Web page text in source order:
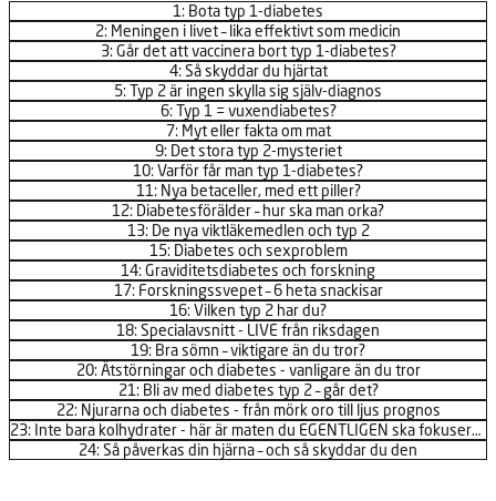
1: Bota typ 1-diabetes
2: Meningen i livet – lika effektivt som medicin
3: Går det att vaccinera bort typ 1-diabetes?
4: Så skyddar du hjärtat
5: Typ 2 är ingen skylla sig själv-diagnos
6: Typ 1 = vuxendiabetes?
7: Myt eller fakta om mat
9: Det stora typ 2-mysteriet
10: Varför får man typ 1-diabetes?
11: Nya betaceller, med ett piller?
12: Diabetesförälder – hur ska man orka?
13: De nya viktläkemedlen och typ 2
15: Diabetes och sexproblem
14: Graviditetsdiabetes och forskning
17: Forskningssvepet – 6 heta snackisar
16: Vilken typ 2 har du?
18: Specialavsnitt - LIVE från riksdagen
19: Bra sömn – viktigare än du tror?
20: Ätstörningar och diabetes - vanligare än du tror
21: Bli av med diabetes typ 2 – går det?
22: Njurarna och diabetes - från mörk oro till ljus prognos
23: Inte bara kolhydrater - här är maten du EGENTLIGEN ska fokusera på!
24: Så påverkas din hjärna – och så skyddar du den